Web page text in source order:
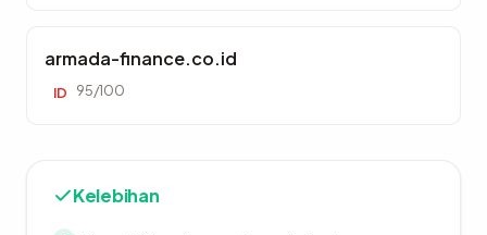
armada-finance.co.id
ID 95/100
Kelebihan